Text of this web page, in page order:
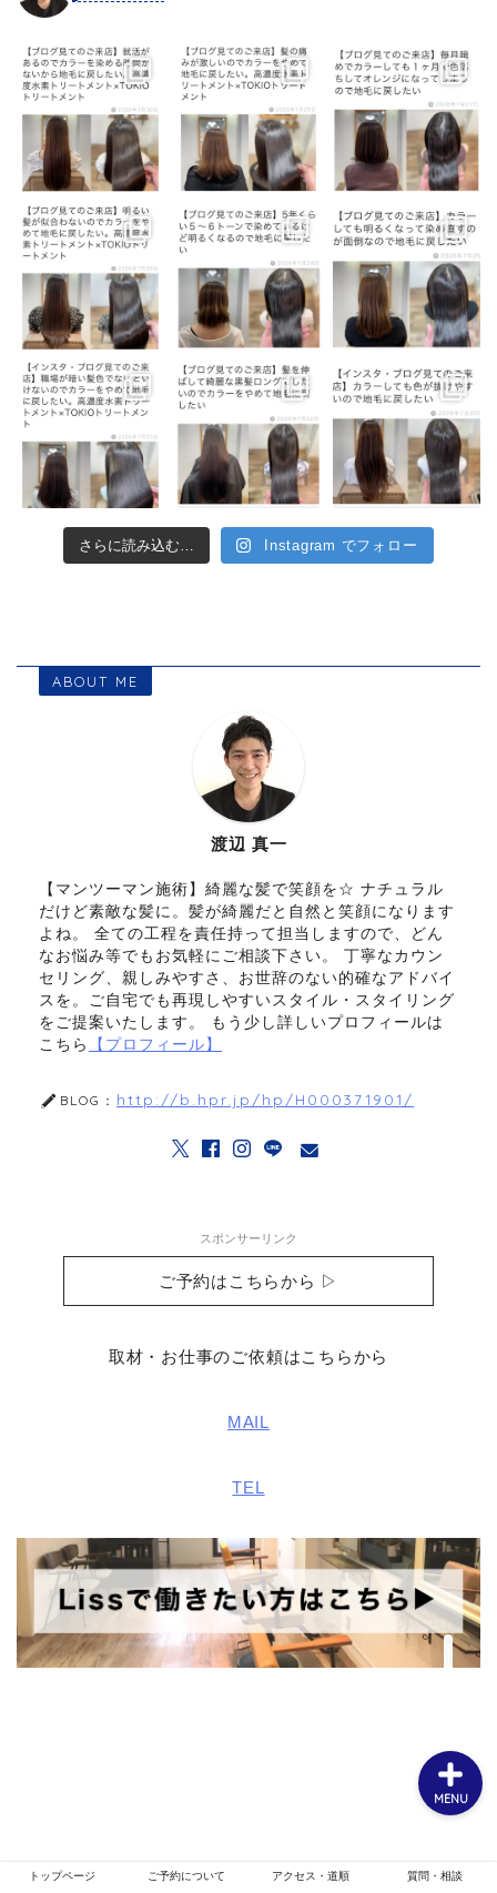
さらに読み込む… Instagram でフォロー
ABOUT ME
渡辺 真一
【マンツーマン施術】綺麗な髪で笑顔を☆ ナチュラル
だけど素敵な髪に。髪が綺麗だと自然と笑顔になります
よね。 全ての工程を責任持って担当しますので、どん
なお悩み等でもお気軽にご相談下さい。 丁寧なカウン
セリング、親しみやすさ、お世辞のない的確なアドバイ
スを。ご自宅でも再現しやすいスタイル・スタイリング
をご提案いたします。 もう少し詳しいプロフィールは
こちら
【プロフィール】
BLOG： http://b.hpr.jp/hp/H000371901/
スポンサーリンク
ご予約はこちらから ▷
取材・お仕事のご依頼はこちらから
MAIL
TEL
トップページ ご予約について アクセス・道順 質問・相談
MENU
お客様スタイル
ご予約について
メニュー・クーポン